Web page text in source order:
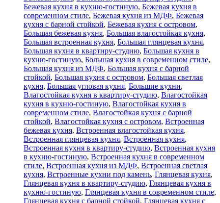
Бежевая кухня в кухню-гостиную, Бежевая кухня в
современном стиле, Бежевая кухня из МДФ, Бежевая
кухня с барной стойкой, Бежевая кухня с островом,
Большая бежевая кухня, Большая влагостойкая кухня,
Большая встроенная кухня, Большая глянцевая кухня,
Большая кухня в квартиру-студию, Большая кухня в
кухню-гостиную, Большая кухня в современном стиле,
Большая кухня из МДФ, Большая кухня с барной
стойкой, Большая кухня с островом, Большая светлая
кухня, Большая угловая кухня, Большие кухни,
Влагостойкая кухня в квартиру-студию, Влагостойкая
кухня в кухню-гостиную, Влагостойкая кухня в
современном стиле, Влагостойкая кухня с барной
стойкой, Влагостойкая кухня с островом, Встроенная
бежевая кухня, Встроенная влагостойкая кухня,
Встроенная глянцевая кухня, Встроенная кухня,
Встроенная кухня в квартиру-студию, Встроенная кухня
в кухню-гостиную, Встроенная кухня в современном
стиле, Встроенная кухня из МДФ, Встроенная светлая
кухня, Встроенные кухни под камень, Глянцевая кухня,
Глянцевая кухня в квартиру-студию, Глянцевая кухня в
кухню-гостиную, Глянцевая кухня в современном стиле,
Глянцевая кухня с барной стойкой, Глянцевая кухня с